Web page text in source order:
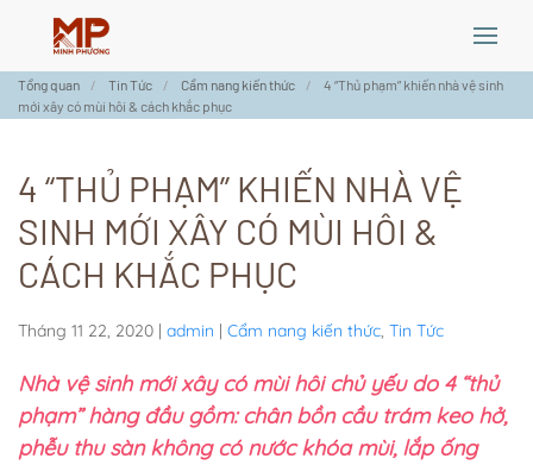
Skip
to
content
Tổng quan Tin Tức Cẩm nang kiến thức
4 “Thủ phạm” khiến nhà vệ sinh
mới xây có mùi hôi & cách khắc phục
4 “THỦ PHẠM” KHIẾN NHÀ VỆ
SINH MỚI XÂY CÓ MÙI HÔI &
CÁCH KHẮC PHỤC
Tháng 11 22, 2020 | admin | Cẩm nang kiến thức, Tin Tức
Nhà vệ sinh mới xây có mùi hôi chủ yếu do 4 “thủ
phạm” hàng đầu gồm: chân bồn cầu trám keo hở,
phễu thu sàn không có nước khóa mùi, lắp ống